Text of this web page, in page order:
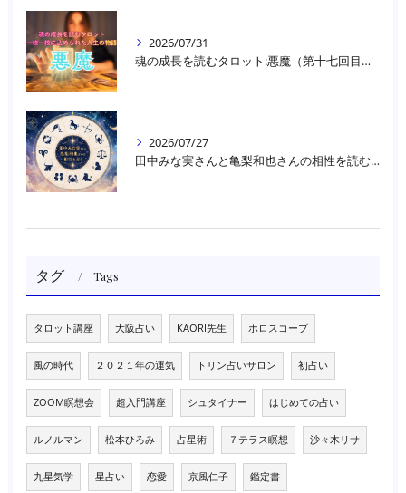
2026/07/31
魂の成長を読むタロット:悪魔（第十七回目）｜大阪・箕面占いスクールラブアンドライト
2026/07/27
田中みな実さんと亀梨和也さんの相性を読む｜大阪・箕面占いスクールラブアンドライト
タグ Tags
タロット講座 大阪占い KAORI先生 ホロスコープ
風の時代 ２０２１年の運気 トリン占いサロン 初占い
ZOOM瞑想会 超入門講座 シュタイナー はじめての占い
ルノルマン 松本ひろみ 占星術 ７テラス瞑想 沙々木リサ
九星気学 星占い 恋愛 京風仁子 鑑定書